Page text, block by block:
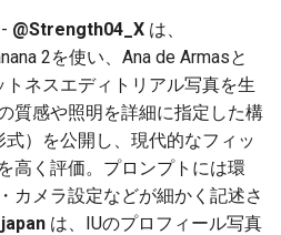
2026-07-04
2026-07-03
2026-07-02
2026-07-01
2025-12-18
2025-12-17
2025-12-16
2025-12-15
2026-07-04
2026-07-03
2026-07-02
2026-07-01
2025-12-18
2025-12-17
2025-12-16
2025-12-15
2026-04-12
2026-04-05
2026-03-29
2026-03-22
2025-10-05
2025-10-02
2025-09-28
2025-09-24
2026-04-12
2026-04-05
2026-03-29
2026-03-22
2026-04-12
2026-04-05
2026-03-29
2026-03-22
2025-10-04
2026-04-12
2026-04-05
2026-03-29
2026-03-22
2025-10-02
2025-09-27
2025-09-23
2026-04-05
2026-03-29
2026-03-22
2026-03-15
2026-07-03
2026-07-02
2026-07-01
2026-06-30
2025-12-18
2025-12-17
2025-12-16
2025-12-15
2026-04-12
2026-04-05
2026-03-29
2026-03-22
2026-07-03
2026-07-02
2026-07-01
2026-06-30
2026-07-01
2026-06-30
2026-06-29
2026-06-28
2026-04-12
2026-04-05
2026-03-30
@Strength04_X は、
2を使い、Ana de Armasと
ネスエディトリアル写真を生
質感や照明を詳細に指定した構
）を公開し、現代的なフィッ
高く評価。プロンプトには環
カメラ設定などが細かく記述さ
は、IUのプロフィール写真